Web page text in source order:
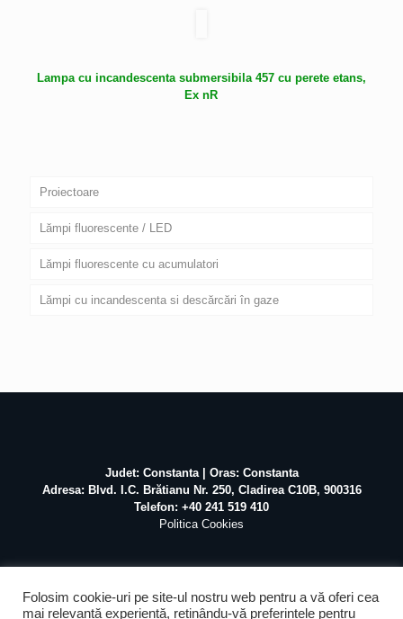
Lampa cu incandescenta submersibila 457 cu perete etans,
Ex nR
Proiectoare
Lămpi fluorescente / LED
Lămpi fluorescente cu acumulatori
Lămpi cu incandescenta si descărcări în gaze
Judet: Constanta | Oras: Constanta
Adresa: Blvd. I.C. Brătianu Nr. 250, Cladirea C10B, 900316
Telefon: +40 241 519 410
Politica Cookies
Folosim cookie-uri pe site-ul nostru web pentru a vă oferi cea
mai relevantă experiență, reținându-vă preferințele pentru